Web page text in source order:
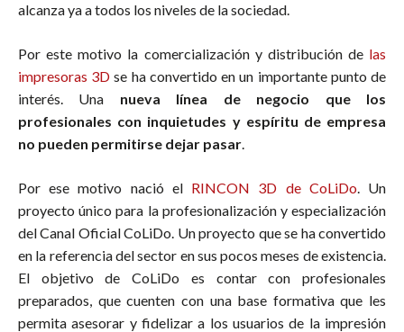
alcanza ya a todos los niveles de la sociedad.
Por este motivo la comercialización y distribución de las
impresoras 3D se ha convertido en un importante punto de
interés. Una nueva línea de negocio que los
profesionales con inquietudes y espíritu de empresa
no pueden permitirse dejar pasar.
Por ese motivo nació el RINCON 3D de CoLiDo. Un
proyecto único para la profesionalización y especialización
del Canal Oficial CoLiDo. Un proyecto que se ha convertido
en la referencia del sector en sus pocos meses de existencia.
El objetivo de CoLiDo es contar con profesionales
preparados, que cuenten con una base formativa que les
permita asesorar y fidelizar a los usuarios de la impresión